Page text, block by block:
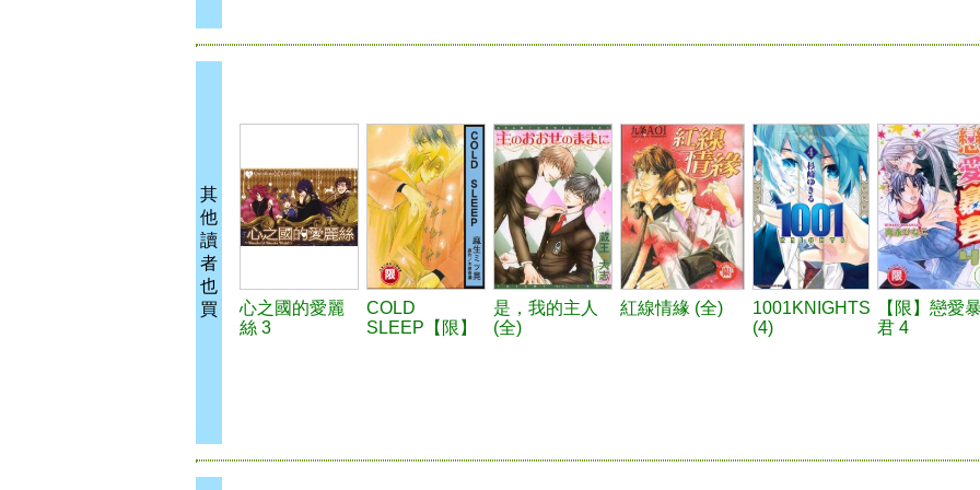
其
他
讀
者
也
買
心之國的愛麗
絲 3
COLD
SLEEP【限】
是，我的主人
(全)
紅線情緣 (全)
1001KNIGHTS
(4)
【限】戀愛
君 4